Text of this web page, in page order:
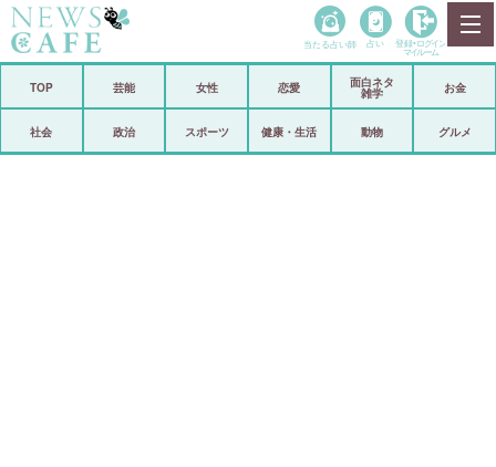
政治
当たる占い師 占い 登録• ログイン
マイルーム
TOP 芸能 女性 恋愛
面白ネタ
雑学
お金
社会 政治 スポーツ 健康・生活 動物 グルメ